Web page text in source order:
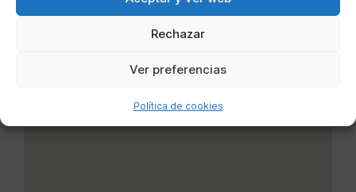
Rechazar
Ver preferencias
Política de cookies